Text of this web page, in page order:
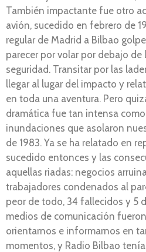
También impactante fue otro
avión, sucedido en febrero de
regular de Madrid a Bilbao
parecer por volar por debajo
seguridad. Transitar por las
llegar al lugar del impacto y
en toda una aventura. Pero
dramática fue tan intensa
inundaciones que asolaron
de 1983. Ya se ha relatado en
sucedido entonces y las
aquellas riadas: negocios
trabajadores condenados al
peor de todo, 34 fallecidos y 5
medios de comunicación
orientarnos e informarnos en
momentos, y Radio Bilbao